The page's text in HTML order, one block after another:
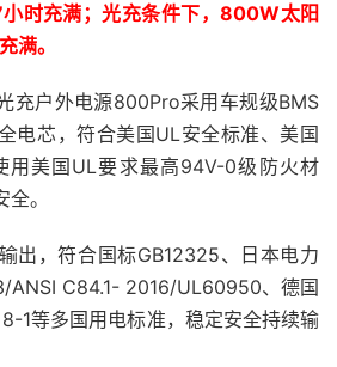
时充满；光充条件下，800W太阳
满。
充户外电源800Pro采用车规级BMS
电芯，符合美国UL安全标准、美国
用美国UL要求最高94V-0级防火材
。
出，符合国标GB12325、日本电力
ANSI C84.1- 2016/UL60950、德国
1等多国用电标准，稳定安全持续输